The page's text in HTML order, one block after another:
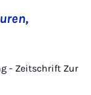
- Zeitschrift Zur